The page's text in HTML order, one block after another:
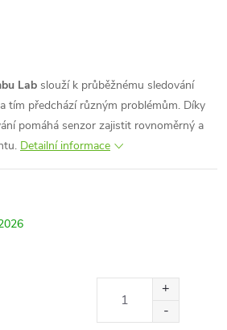
Lab slouží k průběžnému sledování
tím předchází různým problémům. Díky
pomáhá senzor zajistit rovnoměrný a
Detailní informace